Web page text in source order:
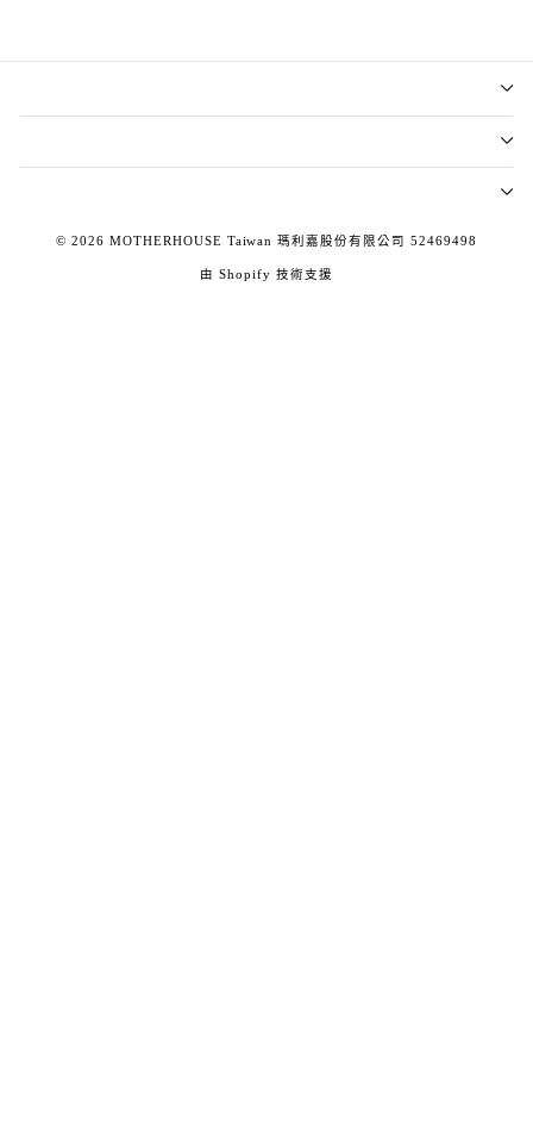
© 2026 MOTHERHOUSE Taiwan 瑪利嘉股份有限公司 52469498
由 Shopify 技術支援